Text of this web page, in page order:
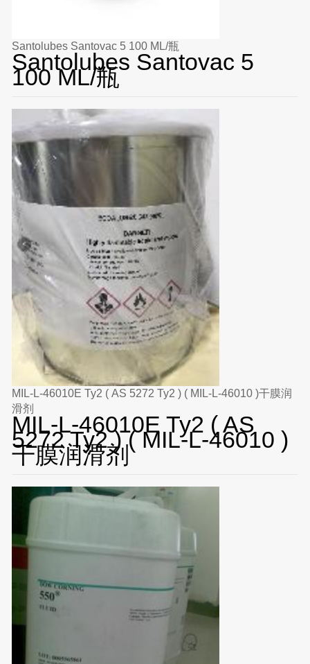
Santolubes Santovac 5 100 ML/瓶
Santolubes Santovac 5
100 ML/瓶
MIL-L-46010E Ty2 ( AS 5272 Ty2 ) ( MIL-L-46010 )干膜润
滑剂
MIL-L-46010E Ty2 ( AS
5272 Ty2 ) ( MIL-L-46010 )
干膜润滑剂